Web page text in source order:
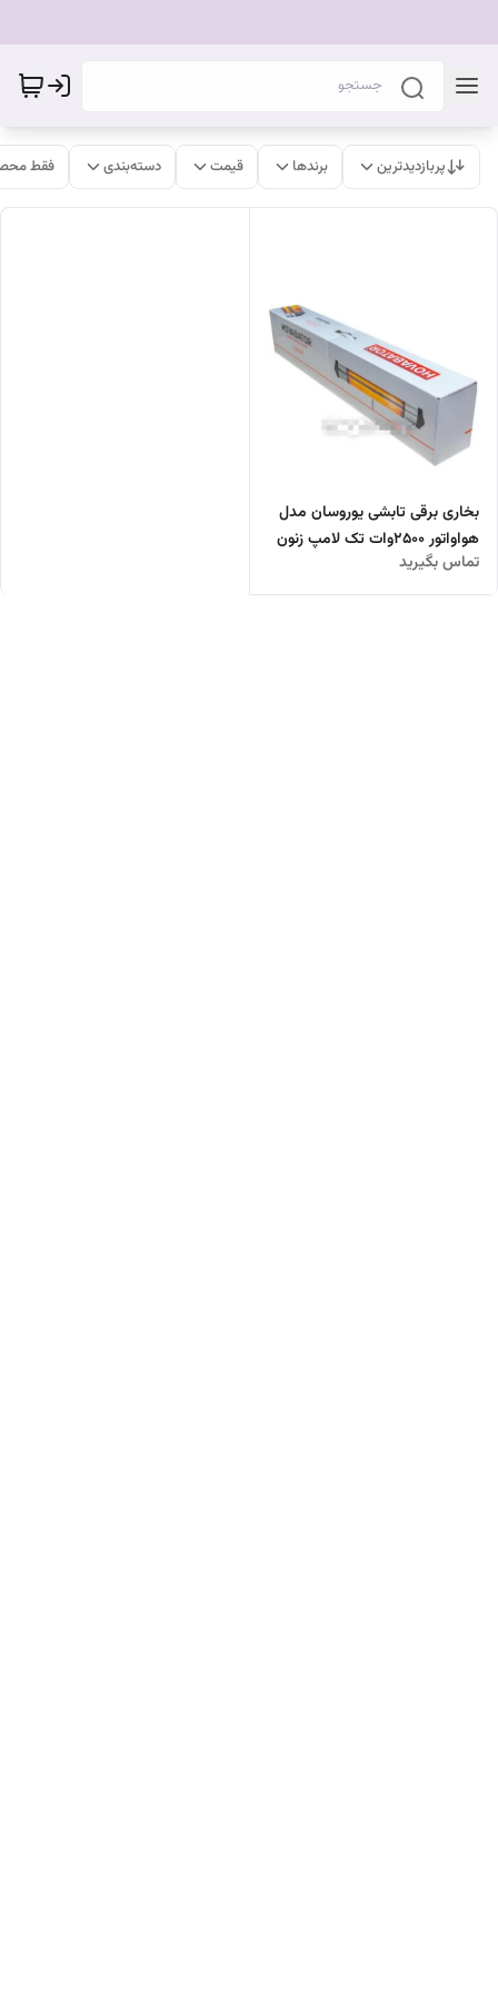
پربازدیدترین برندها قیمت دسته‌بندی فقط
بخاری برقی تابشی یوروسان مدل
هواواتور ۲۵۰۰وات تک لامپ زنون
بهمراه پایه ایستاده ودیواری
تماس بگیرید